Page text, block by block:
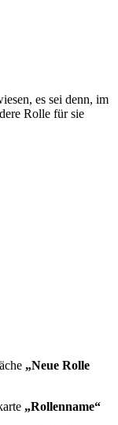
es sei denn, im
Rolle für sie
„Neue Rolle
„Rollenname“